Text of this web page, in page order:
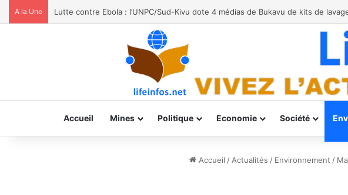
A la Une Moria FM, UNPC et Coopération Suisse unis pour stopper Ebola à Bukavu
Accueil Mines Politique Economie Société
Accueil / Actualités / Environnement /